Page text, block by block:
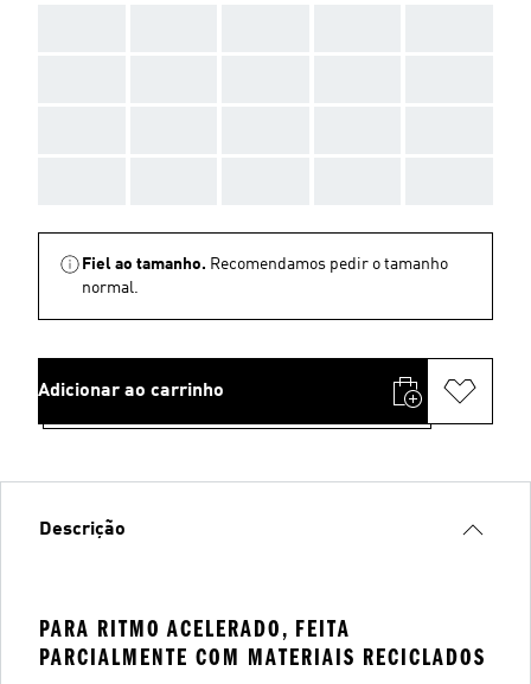
Fiel ao tamanho. Recomendamos pedir o tamanho
normal.
Adicionar ao carrinho
Descrição
PARA RITMO ACELERADO, FEITA
PARCIALMENTE COM MATERIAIS RECICLADOS